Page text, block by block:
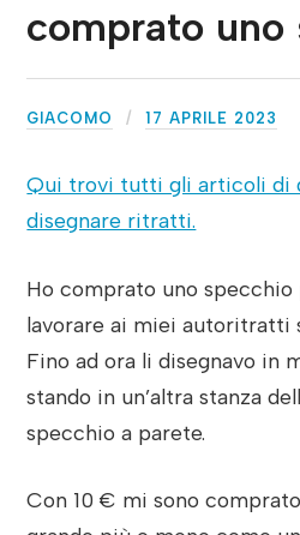
comprato uno
GIACOMO 17 APRILE 2023
Qui trovi tutti gli articoli di
disegnare ritratti.
Ho comprato uno
lavorare ai miei autoritratti
Fino ad ora li disegnavo in
stando in un’altra stanza
specchio a parete.
Con 10 € mi sono